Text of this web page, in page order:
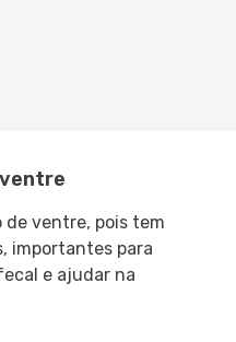
de ventre, pois tem
importantes para
e ajudar na